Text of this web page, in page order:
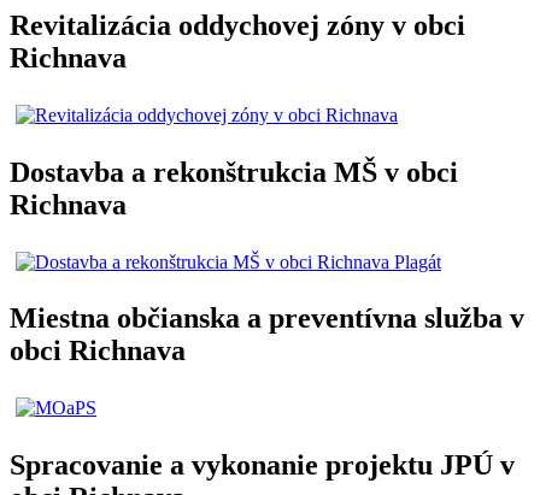
Revitalizácia oddychovej zóny v obci
Richnava
Dostavba a rekonštrukcia MŠ v obci
Richnava
Miestna občianska a preventívna služba v
obci Richnava
Spracovanie a vykonanie projektu JPÚ v